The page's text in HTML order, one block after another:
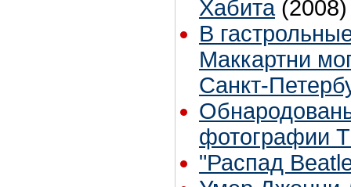
Хабита (2008)
В
Маккартни
Санкт-
фотографии
"Распад